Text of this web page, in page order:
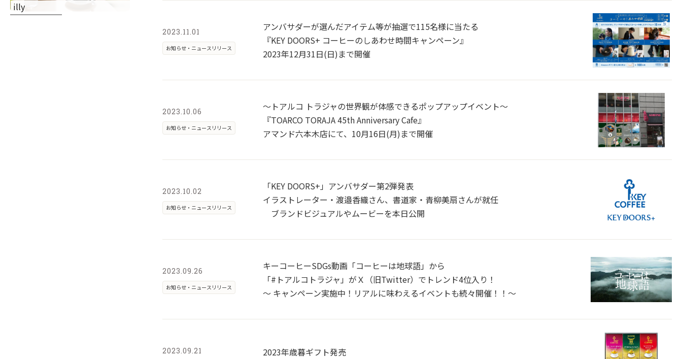
illy
2023.11.01
お知らせ・ニュースリリース
アンバサダーが選んだアイテム等が抽選で115名様に当たる
『KEY DOORS+ コーヒーのしあわせ時間キャンペーン』
2023年12月31日(日)まで開催
2023.10.06
お知らせ・ニュースリリース
～トアルコ トラジャの世界観が体感できるポップアップイベント～
『TOARCO TORAJA 45th Anniversary Cafe』
アマンド六本木店にて、10月16日(月)まで開催
2023.10.02
お知らせ・ニュースリリース
「KEY DOORS+」アンバサダー第2弾発表
イラストレーター・渡邉香織さん、書道家・青柳美扇さんが就任
ブランドビジュアルやムービーを本日公開
2023.09.26
お知らせ・ニュースリリース
キーコーヒーSDGs動画「コーヒーは地球語」から
「#トアルコトラジャ」がＸ（旧Twitter）でトレンド4位入り！
～ キャンペーン実施中！リアルに味わえるイベントも続々開催！！～
2023.09.21 2023年歳暮ギフト発売